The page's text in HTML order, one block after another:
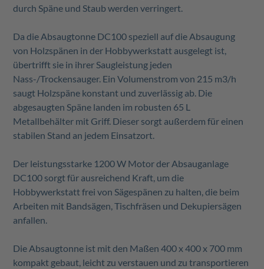
durch Späne und Staub werden verringert.
Da die Absaugtonne DC100 speziell auf die Absaugung
von Holzspänen in der Hobbywerkstatt ausgelegt ist,
übertrifft sie in ihrer Saugleistung jeden
Nass-/Trockensauger. Ein Volumenstrom von 215 m3/h
saugt Holzspäne konstant und zuverlässig ab. Die
abgesaugten Späne landen im robusten 65 L
Metallbehälter mit Griff. Dieser sorgt außerdem für einen
stabilen Stand an jedem Einsatzort.
Der leistungsstarke 1200 W Motor der Absauganlage
DC100 sorgt für ausreichend Kraft, um die
Hobbywerkstatt frei von Sägespänen zu halten, die beim
Arbeiten mit Bandsägen, Tischfräsen und Dekupiersägen
anfallen.
Die Absaugtonne ist mit den Maßen 400 x 400 x 700 mm
kompakt gebaut, leicht zu verstauen und zu transportieren